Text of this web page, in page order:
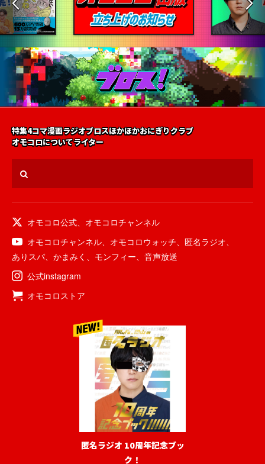
特集4コマ漫画ラジオブロスほかほかおにぎりクラブ
オモコロについてライター
オモコロ公式
オモコロチャンネル
オモコロチャンネル
オモコロウォッチ 匿名ラジオ
ありスパ
かまみく モンフィー
音声放送
公式instagram
オモコロストア
匿名ラジオ 10周年記念ブッ
ク！